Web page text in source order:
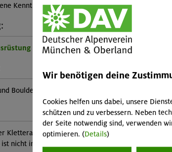
Kenntnisse und Fähigkeiten, selbstständiges
für diese Veranstaltung
Boulderzentrum West (Gilching)
Kletterausrüstung (inkl. Kletterschuhe) ist im
nicht im Kurspreis enthalten (Zusatzkosten ca.
Wir benötigen deine
Cookies helfen uns dabei, unsere
schützen und zu verbessern. Neben
der Seite notwendig sind, verwenden
optimieren. (Details)